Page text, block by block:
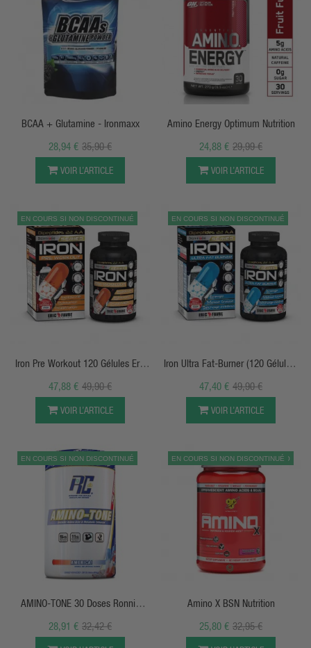
APERÇU RAPIDE
BCAA + Glutamine - Ironmaxx
35,90 €
28,94 €
VOIR L’ARTICLE
APERÇU RAPIDE
Amino Energy Optimum Nutrition
29,99 €
24,88 €
VOIR L’ARTICLE
EN COURS SI NON DISCONTINUÉ
Iron Pre Workout 120 Gélules Eric
Favre49,90 €
47,88 €
VOIR L’ARTICLE
EN COURS SI NON DISCONTINUÉ
Iron Ultra Fat-Burner (120 Gélules)
Eric Favre
49,90 €
47,40 €
VOIR L’ARTICLE
EN COURS SI NON DISCONTINUÉ
APERÇU RAPIDE
AMINO-TONE 30 Doses Ronnie
Coleman Signature
32,42 €
28,91 €
PROMO
EN COURS SI NON DISCONTINUÉ
APERÇU RAPIDE
Amino X BSN Nutrition
32,95 €
25,80 €